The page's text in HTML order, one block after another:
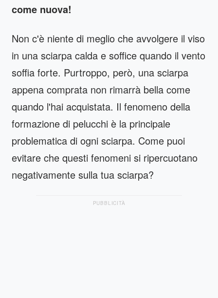
come nuova!
Non c'è niente di meglio che avvolgere il viso
in una sciarpa calda e soffice quando il vento
soffia forte. Purtroppo, però, una sciarpa
appena comprata non rimarrà bella come
quando l'hai acquistata. Il fenomeno della
formazione di pelucchi è la principale
problematica di ogni sciarpa. Come puoi
evitare che questi fenomeni si ripercuotano
negativamente sulla tua sciarpa?
PUBBLICITÀ